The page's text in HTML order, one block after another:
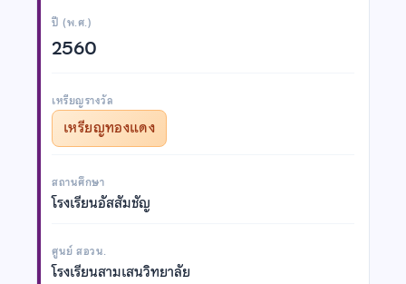
ปี (พ.ศ.)
2560
เหรียญรางวัล
เหรียญทองแดง
สถานศึกษา
โรงเรียนอัสสัมชัญ
ศูนย์ สอวน.
โรงเรียนสามเสนวิทยาลัย